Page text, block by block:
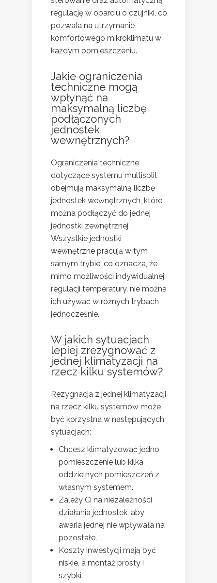
regulację w oparciu o czujniki, co
pozwala na utrzymanie
komfortowego mikroklimatu w
każdym pomieszczeniu.
Jakie ograniczenia
techniczne mogą
wpłynąć na
maksymalną liczbę
podłączonych
jednostek
wewnętrznych?
Ograniczenia techniczne
dotyczące systemu multisplit
obejmują maksymalną liczbę
jednostek wewnętrznych, które
można podłączyć do jednej
jednostki zewnętrznej.
Wszystkie jednostki
wewnętrzne pracują w tym
samym trybie, co oznacza, że
mimo możliwości indywidualnej
regulacji temperatury, nie można
ich używać w różnych trybach
jednocześnie.
W jakich sytuacjach
lepiej zrezygnować z
jednej klimatyzacji na
rzecz kilku systemów?
Rezygnacja z jednej klimatyzacji
na rzecz kilku systemów może
być korzystna w następujących
sytuacjach:
Chcesz klimatyzować jedno
pomieszczenie lub kilka
oddzielnych pomieszczeń z
własnym systemem.
Zależy Ci na niezależności
działania jednostek, aby
awaria jednej nie wpływała na
pozostałe.
Koszty inwestycji mają być
niskie, a montaż prosty i
szybki.